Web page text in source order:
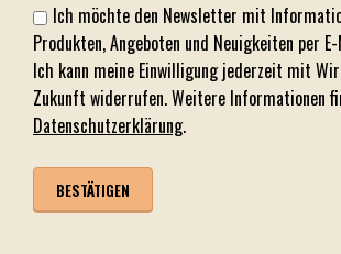
Ich möchte den Newsletter mit
Produkten, Angeboten und Neuigkeiten per
Ich kann meine Einwilligung jederzeit mit
Zukunft widerrufen. Weitere Informationen
Datenschutzerklärung.